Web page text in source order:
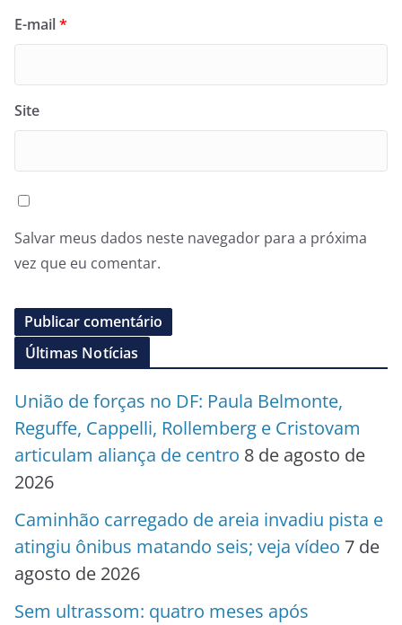
E-mail*
Site
Salvar meus dados neste navegador para a próxima
vez que eu comentar.
Últimas Notícias
União de forças no DF: Paula Belmonte,
Reguffe, Cappelli, Rollemberg e Cristovam
articulam aliança de centro 8 de agosto de
2026
Caminhão carregado de areia invadiu pista e
atingiu ônibus matando seis; veja vídeo 7 de
agosto de 2026
Sem ultrassom: quatro meses após